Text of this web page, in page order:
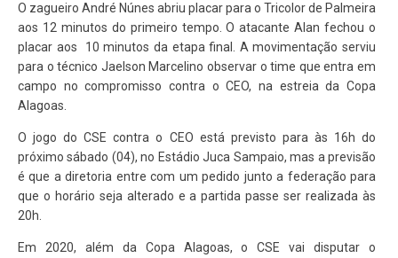
O zagueiro André Núnes abriu placar para o Tricolor de Palmeira
aos 12 minutos do primeiro tempo. O atacante Alan fechou o
placar aos 10 minutos da etapa final. A movimentação serviu
para o técnico Jaelson Marcelino observar o time que entra em
campo no compromisso contra o CEO, na estreia da Copa
Alagoas.
O jogo do CSE contra o CEO está previsto para às 16h do
próximo sábado (04), no Estádio Juca Sampaio, mas a previsão
é que a diretoria entre com um pedido junto a federação para
que o horário seja alterado e a partida passe ser realizada às
20h.
Em 2020, além da Copa Alagoas, o CSE vai disputar o